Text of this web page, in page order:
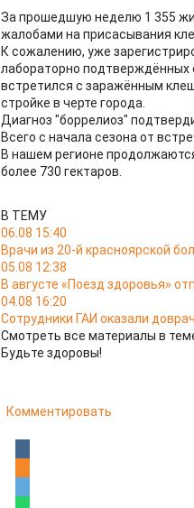
За прошедшую неделю 1 355
жалобами на присасывания
К сожалению, уже
лабораторно подтверждённых
встретился с заражённым
стройке в черте города.
Диагноз "боррелиоз"
Всего с начала сезона от
В нашем регионе
более 730 гектаров.
В ТЕМУ
06.08 15:40
Врачи из 20-й красноярской
05.08 12:38
В августе «Поезд здоровья»
04.08 16:20
Сотрудники ГАИ оказали
Смотреть все материалы в
Будьте здоровы!
Комментировать